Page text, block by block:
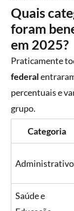
Quais
foram
em 2025?
Praticamente
federal
percentuais e
grupo.
Categoria
Saúde e